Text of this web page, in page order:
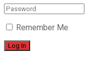
Remember Me